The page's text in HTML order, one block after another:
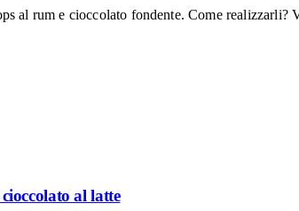
al rum e cioccolato fondente. Come realizzarli?
al latte